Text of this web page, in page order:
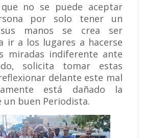
no se puede aceptar
por solo tener un
manos se crea ser
ir a los lugares a hacerse
miradas indiferente ante
solicita tomar estas
delante este mal
está dañado la
un buen Periodista.